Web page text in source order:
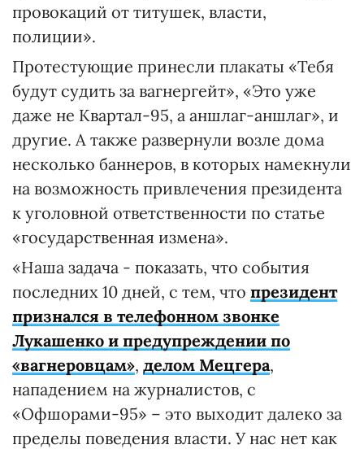
провокаций от титушек, власти,
полиции».
Протестующие принесли плакаты «Тебя
будут судить за вагнергейт», «Это уже
даже не Квартал-95, а аншлаг-аншлаг», и
другие. А также развернули возле дома
несколько баннеров, в которых намекнули
на возможность привлечения президента
к уголовной ответственности по статье
«государственная измена».
«Наша задача - показать, что события
последних 10 дней, с тем, что президент
признался в телефонном звонке
Лукашенко и предупреждении по
«вагнеровцам», делом Мецгера,
нападением на журналистов, с
«Офшорами-95» – это выходит далеко за
пределы поведения власти. У нас нет как